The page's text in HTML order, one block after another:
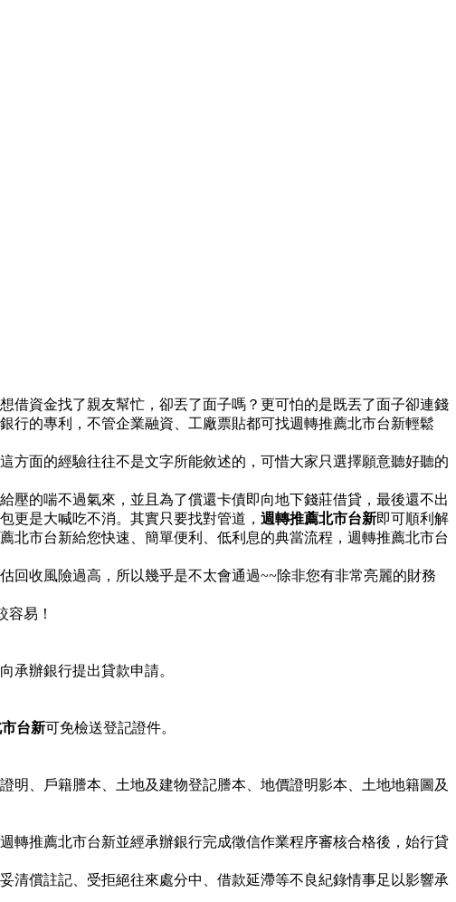
借資金找了親友幫忙，卻丟了面子嗎？更可怕的是既丟了面子卻連錢
行的專利，不管企業融資、工廠票貼都可找週轉推薦北市台新輕鬆
方面的經驗往往不是文字所能敘述的，可惜大家只選擇願意聽好聽的
壓的喘不過氣來，並且為了償還卡債即向地下錢莊借貸，最後還不出
更是大喊吃不消。其實只要找對管道， 週轉推薦北市台新即可順利解
北市台新給您快速、簡單便利、低利息的典當流程，週轉推薦北市台
回收風險過高，所以幾乎是不太會通過~~除非您有非常亮麗的財務
易！
承辦銀行提出貸款申請。
台新可免檢送登記證件。
、戶籍謄本、土地及建物登記謄本、地價證明影本、土地地籍圖及
轉推薦北市台新並經承辦銀行完成徵信作業程序審核合格後，始行貸
清償註記、受拒絕往來處分中、借款延滯等不良紀錄情事足以影響承